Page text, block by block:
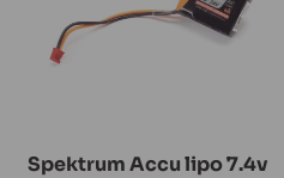
Spektrum Accu lipo 7.4v